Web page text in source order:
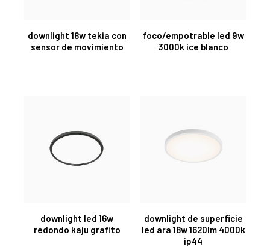
downlight 18w tekia con
sensor de movimiento
foco/empotrable led 9w
3000k ice blanco
downlight led 16w
redondo kaju grafito
downlight de superficie
led ara 18w 1620lm 4000k
ip44